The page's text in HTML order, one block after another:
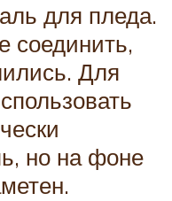
для пледа.
соединить,
Для
но на фоне